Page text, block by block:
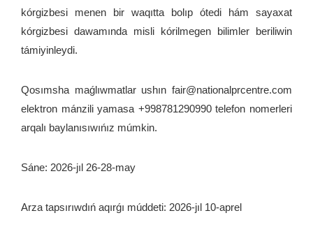
kórgizbesi menen bir waqıtta bolıp ótedi hám sayaxat
kórgizbesi dawamında misli kórilmegen bilimler beriliwin
támiyinleydi.
Qosımsha maǵlıwmatlar ushın fair@nationalprcentre.com
elektron mánzili yamasa +998781290990 telefon nomerleri
arqalı baylanısıwıńız múmkin.
Sáne: 2026-jıl 26-28-may
Arza tapsırıwdıń aqırǵı múddeti: 2026-jıl 10-aprel